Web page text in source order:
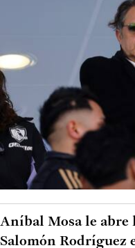
Aníbal Mosa le abre
Salomón Rodríguez